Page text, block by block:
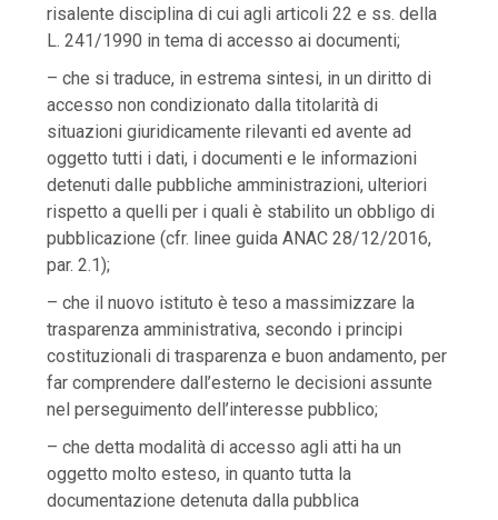
risalente disciplina di cui agli articoli 22 e ss. della
L. 241/1990 in tema di accesso ai documenti;
– che si traduce, in estrema sintesi, in un diritto di
accesso non condizionato dalla titolarità di
situazioni giuridicamente rilevanti ed avente ad
oggetto tutti i dati, i documenti e le informazioni
detenuti dalle pubbliche amministrazioni, ulteriori
rispetto a quelli per i quali è stabilito un obbligo di
pubblicazione (cfr. linee guida ANAC 28/12/2016,
par. 2.1);
– che il nuovo istituto è teso a massimizzare la
trasparenza amministrativa, secondo i principi
costituzionali di trasparenza e buon andamento, per
far comprendere dall’esterno le decisioni assunte
nel perseguimento dell’interesse pubblico;
– che detta modalità di accesso agli atti ha un
oggetto molto esteso, in quanto tutta la
documentazione detenuta dalla pubblica